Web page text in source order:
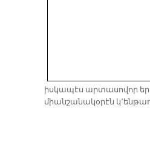
իսկապէս արտասովոր
միանշանակօրէն